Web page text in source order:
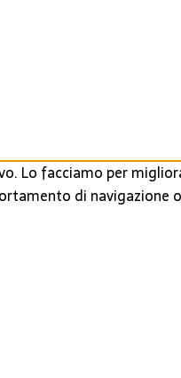
Lo facciamo per
di navigazione